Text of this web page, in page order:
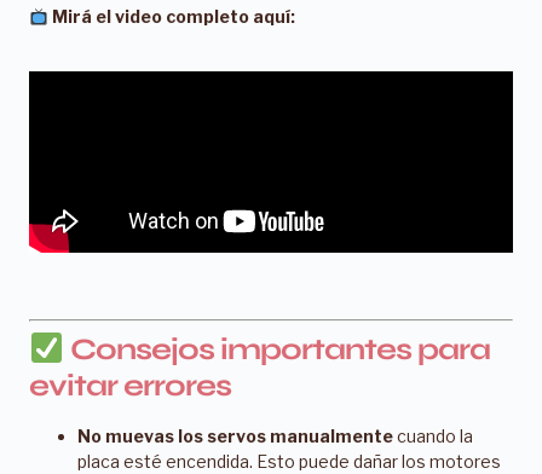
Mirá el video completo aquí:
Consejos importantes para
evitar errores
No muevas los servos manualmentecuando la
placa esté encendida. Esto puede dañar los motores